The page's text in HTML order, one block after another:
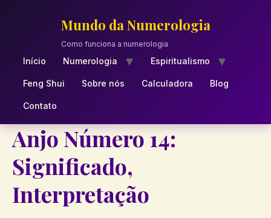
Mundo da Numerologia
Como funciona a numerologia
Início Numerologia Espiritualismo
Feng Shui Sobre nós Calculadora Blog
Contato
Anjo Número 14:
Significado,
Interpretação